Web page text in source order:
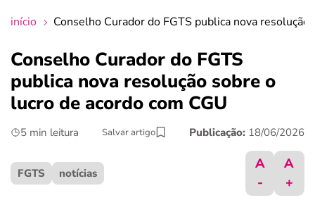
crédito fácil
início Conselho Curador do FGTS publica nova
Conselho Curador do FGTS
publica nova resolução sobre o
lucro de acordo com CGU
5 min leitura Salvar artigo Publicação: 18/06/2026
FGTS notícias
A
-
A
+